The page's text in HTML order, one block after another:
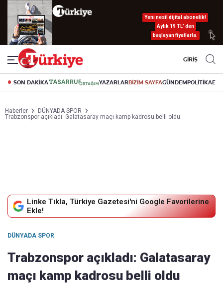
Yeni nesil dijital abonelik!
Aylık 19 TL’ den
başlayan fiyatlarla.
GİRİŞ
SON DAKİKA YAZARLARBİZİM SAYFAGÜNDEMPOLİTİKA
Haberler
DÜNYADA SPOR
Trabzonspor açıkladı: Galatasaray maçı kamp kadrosu belli oldu
Linke Tıkla, Türkiye Gazetesi'ni Google Favorilerine
Ekle!
DÜNYADA SPOR
Trabzonspor açıkladı: Galatasaray
maçı kamp kadrosu belli oldu